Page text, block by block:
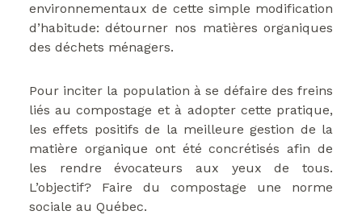
environnementaux de cette simple modification
d’habitude: détourner nos matières organiques
des déchets ménagers.
Pour inciter la population à se défaire des freins
liés au compostage et à adopter cette pratique,
les effets positifs de la meilleure gestion de la
matière organique ont été concrétisés afin de
les rendre évocateurs aux yeux de tous.
L’objectif? Faire du compostage une norme
sociale au Québec.